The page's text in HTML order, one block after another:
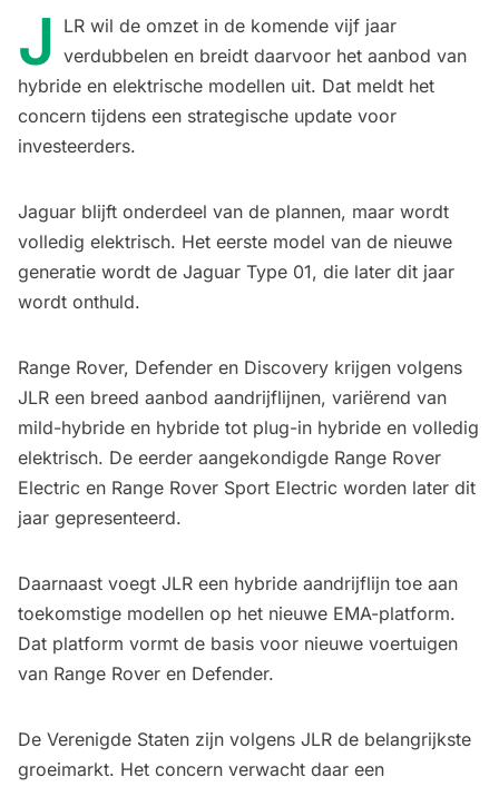
J LR wil de omzet in de komende vijf jaar
verdubbelen en breidt daarvoor het aanbod van
hybride en elektrische modellen uit. Dat meldt het
concern tijdens een strategische update voor
investeerders.
Jaguar blijft onderdeel van de plannen, maar wordt
volledig elektrisch. Het eerste model van de nieuwe
generatie wordt de Jaguar Type 01, die later dit jaar
wordt onthuld.
Range Rover, Defender en Discovery krijgen volgens
JLR een breed aanbod aandrijflijnen, variërend van
mild-hybride en hybride tot plug-in hybride en volledig
elektrisch. De eerder aangekondigde Range Rover
Electric en Range Rover Sport Electric worden later dit
jaar gepresenteerd.
Daarnaast voegt JLR een hybride aandrijflijn toe aan
toekomstige modellen op het nieuwe EMA-platform.
Dat platform vormt de basis voor nieuwe voertuigen
van Range Rover en Defender.
De Verenigde Staten zijn volgens JLR de belangrijkste
groeimarkt. Het concern verwacht daar een